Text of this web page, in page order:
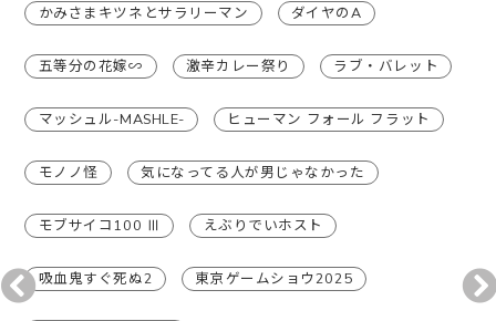
かみさまキツネとサラリーマン ダイヤのA
五等分の花嫁∽ 激辛カレー祭り ラブ・バレット
マッシュル-MASHLE- ヒューマン フォール フラット
モノノ怪 気になってる人が男じゃなかった
モブサイコ100 Ⅲ えぶりでいホスト
吸血鬼すぐ死ぬ2 東京ゲームショウ2025